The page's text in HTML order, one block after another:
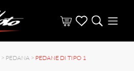
> PEDANA > PEDANE DI TIPO 1